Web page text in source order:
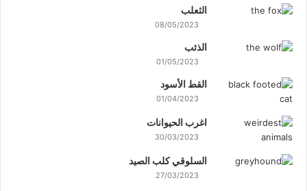
الثعلب
08/05/2023
الذئب
01/05/2023
القط الأسود
01/04/2023
اغرب الحيوانات
30/03/2023
السلوقي كلب الصيد
27/03/2023